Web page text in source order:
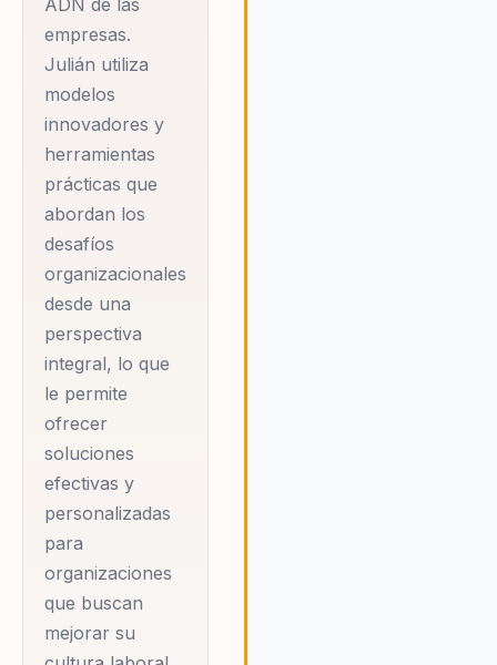
ADN de las
empresas.
Julián utiliza
modelos
innovadores y
herramientas
prácticas que
abordan los
desafíos
organizacionales
desde una
perspectiva
integral, lo que
le permite
ofrecer
soluciones
efectivas y
personalizadas
para
organizaciones
que buscan
mejorar su